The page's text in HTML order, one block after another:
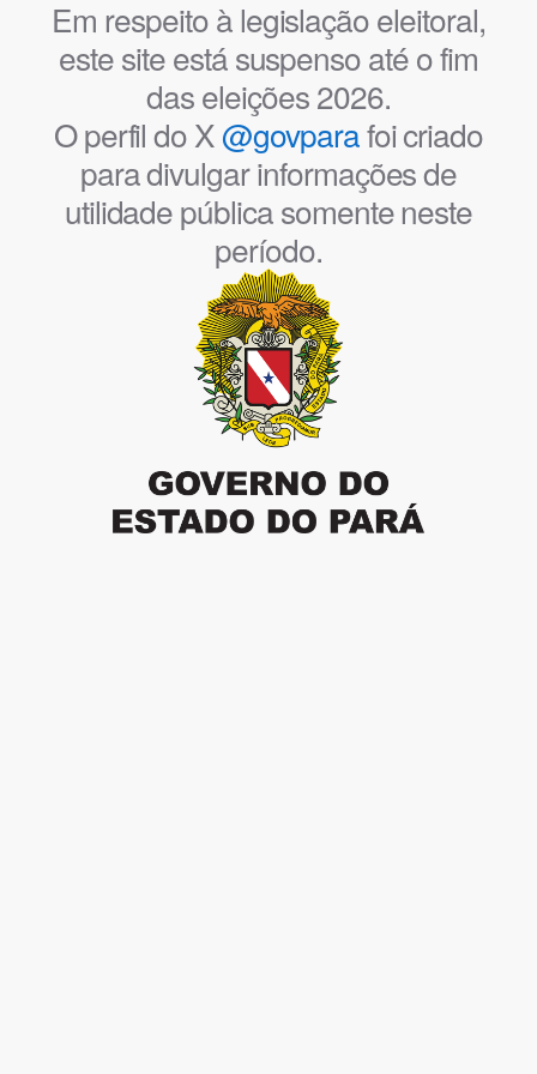
Em respeito à legislação eleitoral,
este site está suspenso até o fim
das eleições 2026.
O perfil do X@govparafoi criado
para divulgar informações de
utilidade pública somente neste
período.